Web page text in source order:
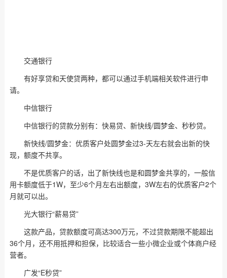
交通银行
有好享贷和天使贷两种，都可以通过手机端相关软件进行申
请。
中信银行
中信银行的贷款分别有：快易贷、新快线/圆梦金、秒秒贷。
新快线/圆梦金：优质客户处圆梦金过3-天左右就会出新的快
现，额度不共享。
不是优质客户的话，出了新快线也是和圆梦金共享的，一般信
用卡额度低于1W，至少6个月左右出额度，3W左右的优质客户2个
月就可以出。
光大银行“薪易贷”
这款产品，贷款额度可高达300万元，不过贷款期限不能超出
36个月，还不用抵押和担保，比较适合一些小微企业或个体商户经
营者。
广发“E秒贷”